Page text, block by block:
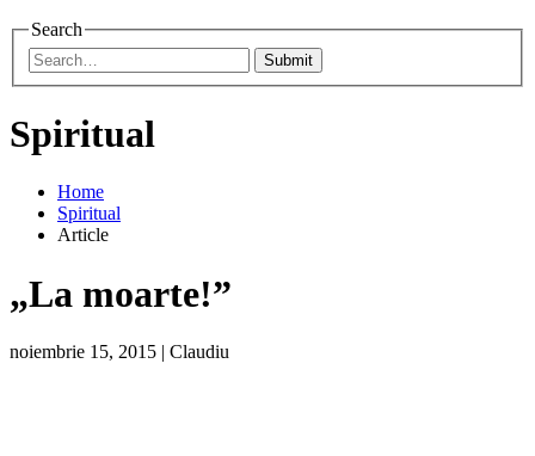
Search
Submit
Spiritual
Home
Spiritual
Article
„La moarte!”
noiembrie 15, 2015 | Claudiu